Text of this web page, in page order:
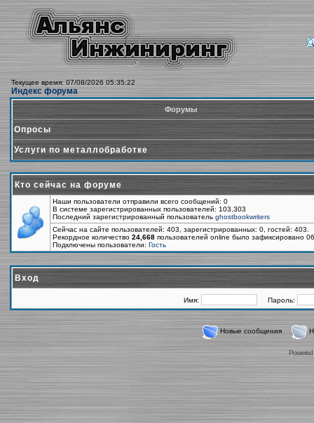
Текущее время: 07/08/2026 05:35:22
Индекс форума
Форумы
Опросы
Услуги по металлобработке
Кто сейчас на форуме
Наши пользователи отправили всего сообщений: 0
В системе зарегистрированных пользователей: 103,303
Последний зарегистрированный пользователь ghostbookwriters
Сейчас на сайте пользователей: 403, зарегистрированных: 0, гостей:
Рекордное количество 24,668 пользователей online было зафиксировано
Подключены пользователи: Гость
Вход
Имя: Пароль:
Новые сообщения